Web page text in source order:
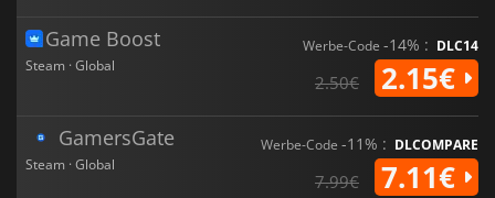
Game Boost
Steam · Global
Werbe-Code -14% : DLC14
2.50€ 2.15€
GamersGate
Steam · Global
Werbe-Code -11% : DLCOMPARE
7.99€ 7.11€